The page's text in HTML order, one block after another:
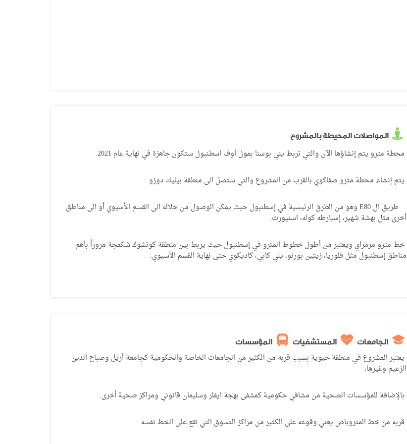
المواصلات المحيطة بالمشروع
محطة مترو يتم إنشاؤها الآن والتي تربط يني بوسنا بمول أوف اسطنبول ستكون جاهزة في نهاية عام 2021.
يتم إنشاء محطة مترو صفاكوي بالقرب من المشروع والتي ستصل الى منطقة بيليك دوزو.
طريق ال E80 وهو من الطرق الرئيسية في إسطنبول حيث يمكن الوصول من خلاله الى القسم الأسيوي أو الى مناطق
أخرى مثل بهشة شهير، إسبارطه كوله، اسنيورت.
خط مترو مرمراي ويعتبر من أطول خطوط المترو في إسطنبول حيث يربط بين منطقة كوتشوك شكمجة مروراً بأهم
مناطق إسطنبول مثل فلوريا، زيتين بورنو، يني كابي، كاديكوي حتى نهاية القسم الأسيوي.
الجامعات المستشفيات المؤسسات
يعتبر المشروع في منطقة حيوية بسبب قربه من الكثير من الجامعات الخاصة والحكومية كجامعة أريل وصباح الدين
الزعيم وغيرها،
بالإضافة للمؤسسات الصحية من مشافي حكومية كمشفى بهجة ايفلر وسليمان قانوني ومراكز صحية أخرى.
قربه من خط المتروباص يعني وقوعه على الكثير من مراكز التسوق التي تقع على الخط نفسه.